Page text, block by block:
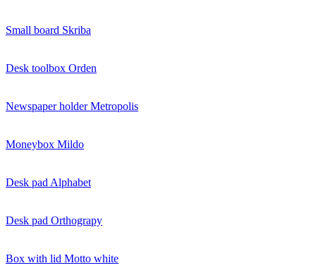
Small board Skriba
Desk toolbox Orden
Newspaper holder Metropolis
Moneybox Mildo
Desk pad Alphabet
Desk pad Orthograpy
Box with lid Motto white